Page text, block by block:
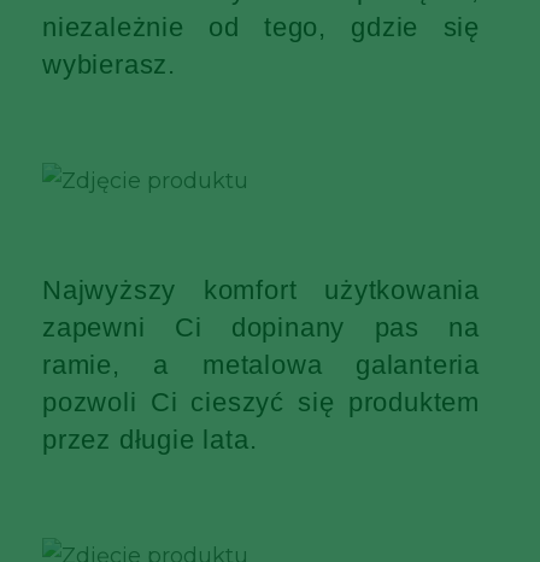
niezależnie od tego, gdzie się
wybierasz.
Najwyższy komfort użytkowania
zapewni Ci dopinany pas na
ramie, a metalowa galanteria
pozwoli Ci cieszyć się produktem
przez długie lata.